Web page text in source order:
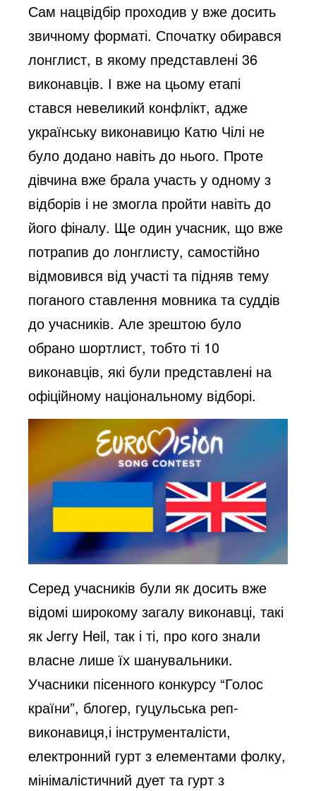
Сам нацвідбір проходив у вже досить
звичному форматі. Спочатку обирався
лонглист, в якому представлені 36
виконавців. І вже на цьому етапі
стався невеликий конфлікт, адже
українську виконавицю Катю Чілі не
було додано навіть до нього. Проте
дівчина вже брала участь у одному з
відборів і не змогла пройти навіть до
його фіналу. Ще один учасник, що вже
потрапив до лонглисту, самостійно
відмовився від участі та підняв тему
поганого ставлення мовника та суддів
до учасників. Але зрештою було
обрано шортлист, тобто ті 10
виконавців, які були представлені на
офіційному національному відборі.
Серед учасників були як досить вже
відомі широкому загалу виконавці, такі
як Jerry Heil, так і ті, про кого знали
власне лише їх шанувальники.
Учасники пісенного конкурсу “Голос
країни”, блогер, гуцульська реп-
виконавиця,і інструменталісти,
електронний гурт з елементами фолку,
мінімалістичний дует та гурт з